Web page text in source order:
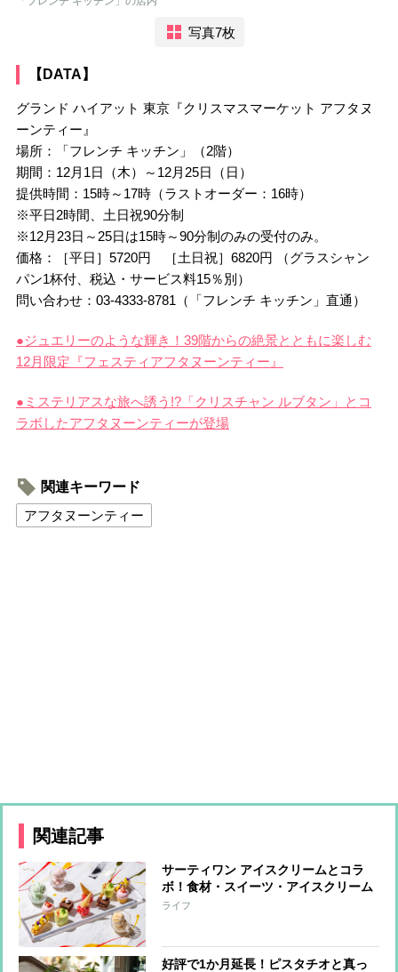
写真7枚
【DATA】
グランド ハイアット 東京『クリスマスマーケット アフタヌ
ーンティー』
場所：「フレンチ キッチン」（2階）
期間：12月1日（木）～12月25日（日）
提供時間：15時～17時（ラストオーダー：16時）
※平日2時間、土日祝90分制
※12月23日～25日は15時～90分制のみの受付のみ。
価格：［平日］5720円 ［土日祝］6820円 （グラスシャン
パン1杯付、税込・サービス料15％別）
問い合わせ：03-4333-8781（「フレンチ キッチン」直通）
●ジュエリーのような輝き！39階からの絶景とともに楽しむ
12月限定『フェスティアフタヌーンティー』
●ミステリアスな旅へ誘う!?「クリスチャン ルブタン」とコ
ラボしたアフタヌーンティーが登場
関連キーワード
アフタヌーンティー
関連記事
サーティワン アイスクリームとコラ
ボ！食材・スイーツ・アイスクリーム
をかけ合わせた新感覚カラフルアフタ
ライフ
好評で1か月延長！ピスタチオと真っ